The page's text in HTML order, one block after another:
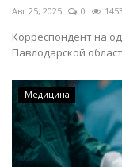
Авг 25, 2025 0 1453
Корреспондент на
Павлодарской
Медицина